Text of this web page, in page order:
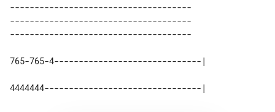
-------------------------------------
-------------------------------------